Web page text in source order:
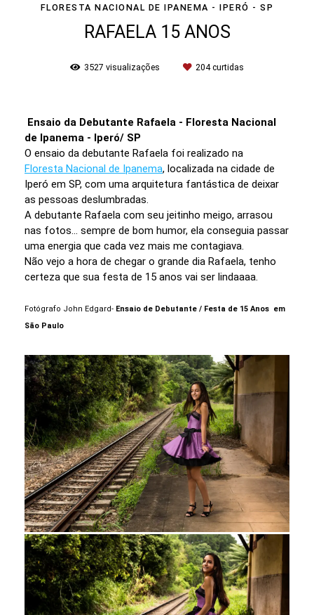
FLORESTA NACIONAL DE IPANEMA - IPERÓ - SP
RAFAELA 15 ANOS
3527 visualizações 204curtidas
Ensaio da Debutante Rafaela - Floresta Nacional
de Ipanema - Iperó/ SP
O ensaio da debutante Rafaela foi realizado na
Floresta Nacional de Ipanema, localizada na cidade de
Iperó em SP, com uma arquitetura fantástica de deixar
as pessoas deslumbradas.
A debutante Rafaela com seu jeitinho meigo, arrasou
nas fotos... sempre de bom humor, ela conseguia passar
uma energia que cada vez mais me contagiava.
Não vejo a hora de chegar o grande dia Rafaela, tenho
certeza que sua festa de 15 anos vai ser lindaaaa.
Fotógrafo John Edgard- Ensaio de Debutante / Festa de 15 Anos em
São Paulo